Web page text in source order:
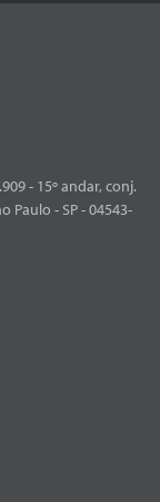
- 15º andar, conj.
Paulo - SP - 04543-